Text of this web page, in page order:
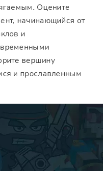
Оцените
начинающийся от
и
вершину
и прославленным